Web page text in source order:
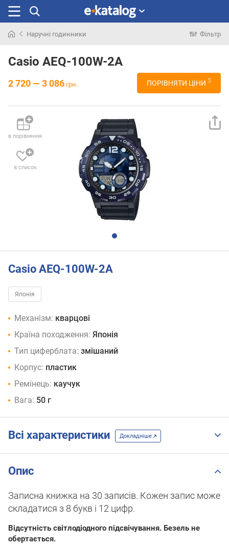
раніше
Наручні годинники Фільтр
Casio AEQ-100W-2A
2 720 — 3 086 грн. ПОРІВНЯТИ ЦІНИ 5
в порівняння
в список
Casio AEQ-100W-2A
Японія
Механізм: кварцові
Країна походження: Японія
Тип циферблата: змішаний
Корпус: пластик
Ремінець: каучук
Вага: 50 г
Всі характеристики Докладніше
Опис
Записна книжка на 30 записів. Кожен запис може
складатися з 8 букв і 12 цифр.
Відсутність світлодіодного підсвічування. Безель не
обертається.